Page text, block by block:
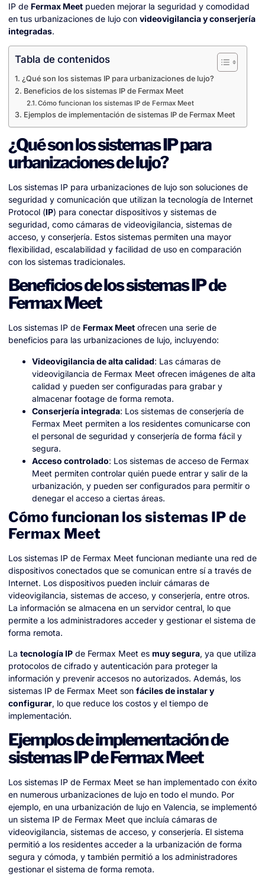
IP de Fermax Meet pueden mejorar la seguridad y comodidad
en tus urbanizaciones de lujo con videovigilancia y conserjería
integradas.
Tabla de contenidos
¿Qué son los sistemas IP para urbanizaciones de lujo?
Beneficios de los sistemas IP de Fermax Meet
Cómo funcionan los sistemas IP de Fermax Meet
Ejemplos de implementación de sistemas IP de Fermax Meet
¿Qué son los sistemas IP para
urbanizaciones de lujo?
Los sistemas IP para urbanizaciones de lujo son soluciones de
seguridad y comunicación que utilizan la tecnología de Internet
Protocol (IP) para conectar dispositivos y sistemas de
seguridad, como cámaras de videovigilancia, sistemas de
acceso, y conserjería. Estos sistemas permiten una mayor
flexibilidad, escalabilidad y facilidad de uso en comparación
con los sistemas tradicionales.
Beneficios de los sistemas IP de
Fermax Meet
Los sistemas IP de Fermax Meet ofrecen una serie de
beneficios para las urbanizaciones de lujo, incluyendo:
Videovigilancia de alta calidad: Las cámaras de
videovigilancia de Fermax Meet ofrecen imágenes de alta
calidad y pueden ser configuradas para grabar y
almacenar footage de forma remota.
Conserjería integrada: Los sistemas de conserjería de
Fermax Meet permiten a los residentes comunicarse con
el personal de seguridad y conserjería de forma fácil y
segura.
Acceso controlado: Los sistemas de acceso de Fermax
Meet permiten controlar quién puede entrar y salir de la
urbanización, y pueden ser configurados para permitir o
denegar el acceso a ciertas áreas.
Cómo funcionan los sistemas IP de
Fermax Meet
Los sistemas IP de Fermax Meet funcionan mediante una red de
dispositivos conectados que se comunican entre sí a través de
Internet. Los dispositivos pueden incluir cámaras de
videovigilancia, sistemas de acceso, y conserjería, entre otros.
La información se almacena en un servidor central, lo que
permite a los administradores acceder y gestionar el sistema de
forma remota.
La tecnología IP de Fermax Meet es muy segura, ya que utiliza
protocolos de cifrado y autenticación para proteger la
información y prevenir accesos no autorizados. Además, los
sistemas IP de Fermax Meet son fáciles de instalar y
configurar, lo que reduce los costos y el tiempo de
implementación.
Ejemplos de implementación de
sistemas IP de Fermax Meet
Los sistemas IP de Fermax Meet se han implementado con éxito
en numerous urbanizaciones de lujo en todo el mundo. Por
ejemplo, en una urbanización de lujo en Valencia, se implementó
un sistema IP de Fermax Meet que incluía cámaras de
videovigilancia, sistemas de acceso, y conserjería. El sistema
permitió a los residentes acceder a la urbanización de forma
segura y cómoda, y también permitió a los administradores
gestionar el sistema de forma remota.